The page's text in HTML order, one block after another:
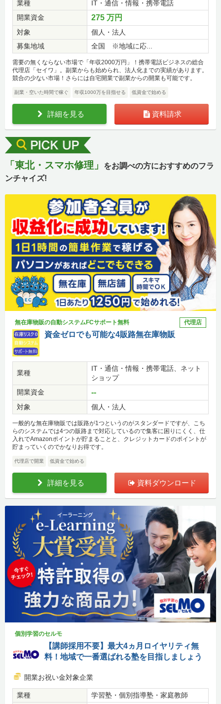
業種
IT・通信・情報・携帯電話
開業資金
275 万円
対象
個人・法人
募集地域
全国 ※地域に応...
需要の無くならない市場で「年収2000万円」！携帯電話ビジネスの総合
代理店「セイワ」。副業からも始められ、法人化までの実績があります。
競合の少ない市場！さらには自宅開業で副業からの開業も可能です。
副業・空いた時間で稼ぐ 年収1000万を目指せる 低資金で始める
詳細を見る 資料請求
「東北・スマホ修理」
をお調べの方におすすめのフラ
ンチャイズ!
無在庫物販の自動システムFCサポート無料 代理店
資金ゼロでも可能な4販路無在庫物販
業種
IT・通信・情報・携帯電話、ネット
ショップ
開業資金
--
対象 個人・法人
一般的な無在庫物販では販路が1つというのがスタンダードですが、こち
らのシステムでは4つの販路まで対応しているので集客に困りにくく、仕
入れでAmazonポイントが貯まることと、クレジットカードのポイントが
貯まっていくのでかなりお得です。
代理店で開業 低資金で始める
詳細を見る 資料ダウンロード
個別学習のセルモ
【講師採用不要】最大4ヵ月ロイヤリティ無
料！地域で一番選ばれる塾を目指しましょう
開業お祝い金対象企業
業種
学習塾・個別指導塾・家庭教師